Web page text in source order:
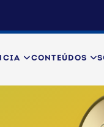
CONTEÚDOS